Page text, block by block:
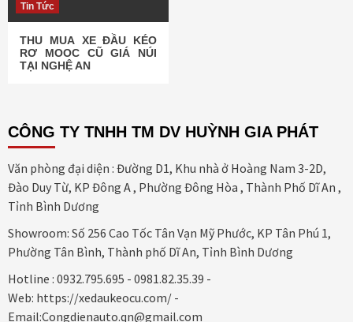
Tin Tức
THU MUA XE ĐẦU KÉO
RƠ MOOC CŨ GIÁ NÚI
TẠI NGHỆ AN
CÔNG TY TNHH TM DV HUỲNH GIA PHÁT
Văn phòng đại diện : Đường D1, Khu nhà ở Hoàng Nam 3-2D,
Đào Duy Từ, KP Đông A , Phường Đông Hòa , Thành Phố Dĩ An ,
Tỉnh Bình Dương
Showroom: Số 256 Cao Tốc Tân Vạn Mỹ Phước, KP Tân Phú 1,
Phường Tân Bình, Thành phố Dĩ An, Tỉnh Bình Dương
Hotline : 0932.795.695 - 0981.82.35.39 -
Web: https://xedaukeocu.com/ -
Email:Congdienauto.qn@gmail.com